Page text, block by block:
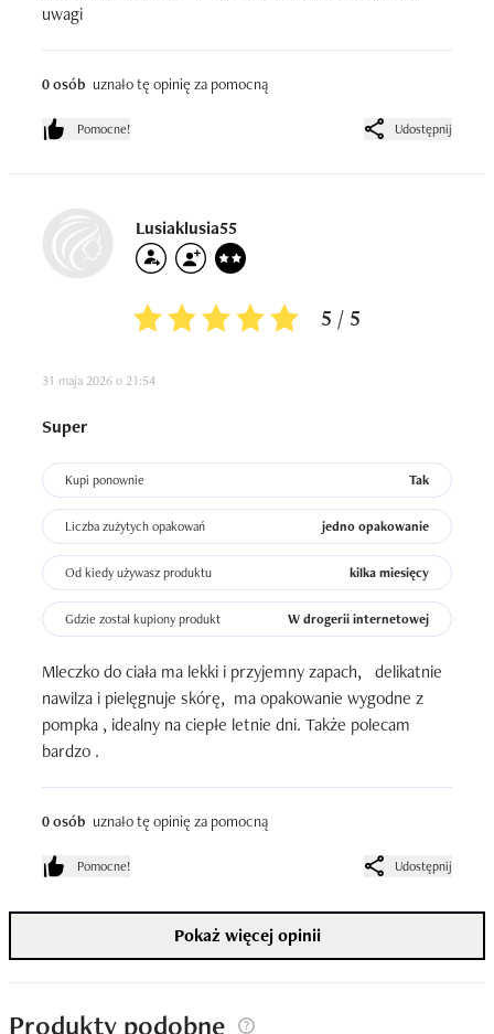
uwagi
0 osób uznało tę opinię za pomocną
Pomocne! Udostępnij
Lusiaklusia55
5 / 5
31 maja 2026 o 21:54
Super
Kupi ponownie Tak
Liczba zużytych opakowań jedno opakowanie
Od kiedy używasz produktu kilka miesięcy
Gdzie został kupiony produkt W drogerii internetowej
Mleczko do ciała ma lekki i przyjemny zapach,   delikatnie
nawilza i pielęgnuje skórę,  ma opakowanie wygodne z
pompka , idealny na ciepłe letnie dni. Także polecam
bardzo .
0 osób uznało tę opinię za pomocną
Pomocne! Udostępnij
Pokaż więcej opinii
Produkty podobne